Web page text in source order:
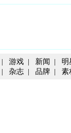
| 游戏 | 新闻 | 明
| 杂志 | 品牌 | 素